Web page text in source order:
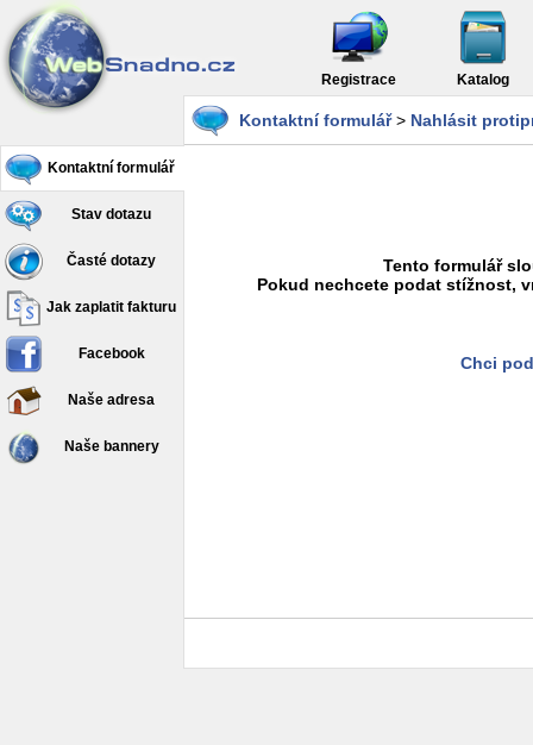
Registrace Katalog
Kontaktní formulář
Stav dotazu
Časté dotazy
Jak zaplatit fakturu
Facebook
Naše adresa
Naše bannery
Kontaktní formulář> Nahlásit
Tento formulář
Pokud nechcete podat stížnost,
Chci